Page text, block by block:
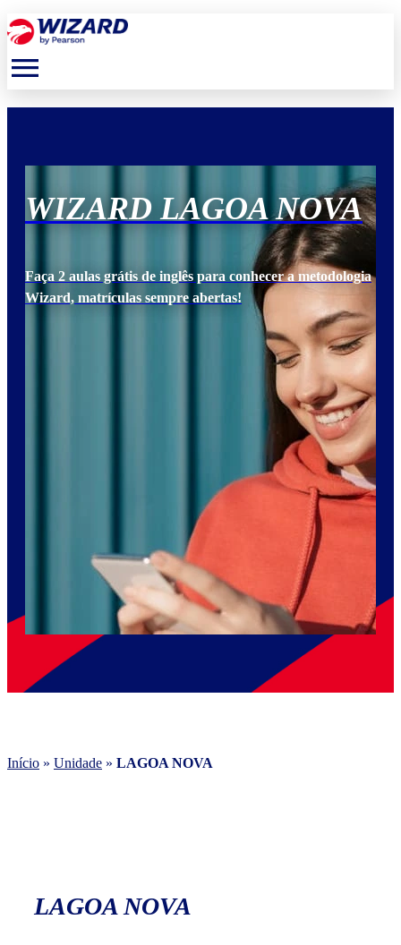
menu
WIZARD LAGOA NOVA
Faça 2 aulas grátis de inglês para conhecer a metodologia
Wizard, matrículas sempre abertas!
Início » Unidade » LAGOA NOVA
LAGOA NOVA